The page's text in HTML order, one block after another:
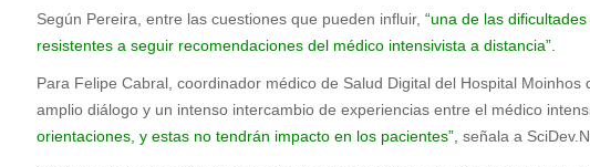
Según Pereira, entre las cuestiones que pueden influir, “una de las
resistentes a seguir recomendaciones del médico intensivista a distancia”.
Para Felipe Cabral, coordinador médico de Salud Digital del Hospital
amplio diálogo y un intenso intercambio de experiencias entre el médico
orientaciones, y estas no tendrán impacto en los pacientes”, señala a